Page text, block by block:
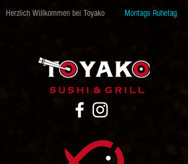
Herzlich Willkommen bei Toyako Montags Ruhetag